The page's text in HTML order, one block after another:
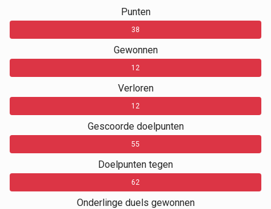
Punten
38
Gewonnen
12
Verloren
12
Gescoorde doelpunten
55
Doelpunten tegen
62
Onderlinge duels gewonnen